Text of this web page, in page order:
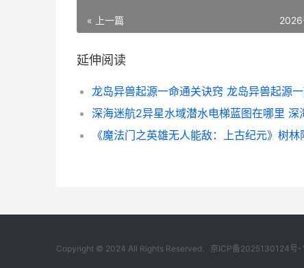
« 上一篇
延伸阅读
Copyright © 2024 All Rights Reserved. 京ICP备2025130124号-